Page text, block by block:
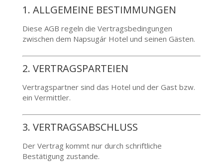
1. ALLGEMEINE BESTIMMUNGEN
Diese AGB regeln die Vertragsbedingungen
zwischen dem Napsugár Hotel und seinen Gästen.
2. VERTRAGSPARTEIEN
Vertragspartner sind das Hotel und der Gast bzw.
ein Vermittler.
3. VERTRAGSABSCHLUSS
Der Vertrag kommt nur durch schriftliche
Bestätigung zustande.